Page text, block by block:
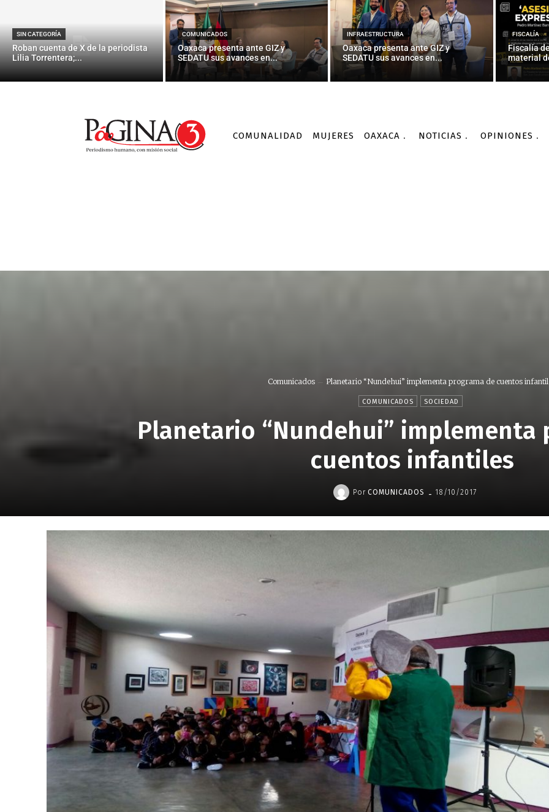
SIN CATEGORÍA
Roban cuenta de X de la periodista
Lilia Torrentera;...
COMUNICADOS
Oaxaca presenta ante GIZ y
SEDATU sus avances en...
INFRAESTRUCTURA
Oaxaca presenta ante GIZ y
SEDATU sus avances en...
FISCALÍA
Fiscalía
material
COMUNALIDAD MUJERES OAXACA NOTICIAS OPINIONES
Comunicados Planetario “Nundehui” implementa programa de cuentos
COMUNICADOS SOCIEDAD
Planetario “Nundehui” implementa
cuentos infantiles
Por COMUNICADOS - 18/10/2017